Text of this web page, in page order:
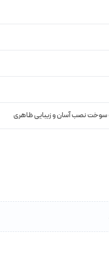
نصب آسان و زیبایی ظاهری